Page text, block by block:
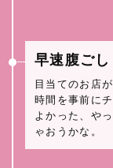
早速腹ご
目当てのお店
時間を事前にチ
よかった、や
ゃおうかな。